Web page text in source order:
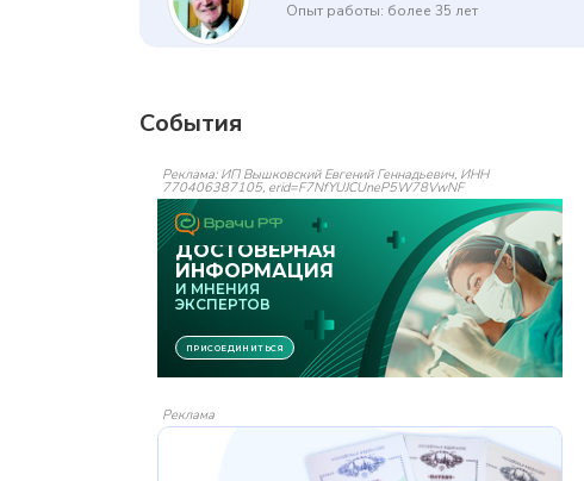
Опыт работы: более 35 лет
События
Реклама: ИП Вышковский Евгений Геннадьевич, ИНН
770406387105, erid=F7NfYUJCUneP5W78VwNF
Реклама